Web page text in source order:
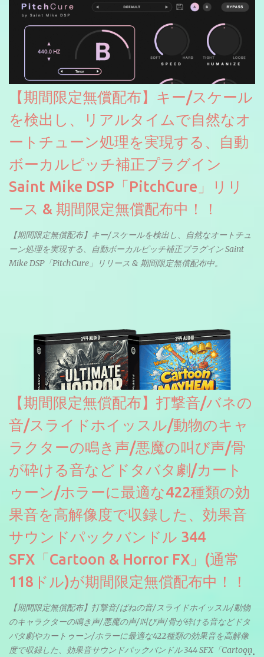
【期間限定無償配布】キー/スケール
を検出し、リアルタイムで自然なオ
ートチューン処理を実現する、自動
ボーカルピッチ補正プラグイン
Saint Mike DSP「PitchCure」リリ
ース & 期間限定無償配布中！！
【期間限定無償配布】キー/スケールを検出し、自然なオートチュ
ーン処理を実現する、自動ボーカルピッチ補正プラグイン Saint
Mike DSP「PitchCure」リリース & 期間限定無償配布中。
【期間限定無償配布】打撃音/バネの
音/スライドホイッスル/動物のキャ
ラクターの鳴き声/悪魔の叫び声/骨
が砕ける音などドタバタ劇/カート
ゥーン/ホラーに最適な422種類の効
果音を高解像度で収録した、効果音
サウンドパックバンドル 344
SFX「Cartoon & Horror FX」(通常
118ドル)が期間限定無償配布中！！
【期間限定無償配布】打撃音/ばねの音/スライドホイッスル/動物
のキャラクターの鳴き声/悪魔の声/叫び声/骨が砕ける音などドタ
バタ劇やカートゥーン/ホラーに最適な422種類の効果音を高解像
度で収録した、効果音サウンドパックバンドル 344 SFX「Cartoon